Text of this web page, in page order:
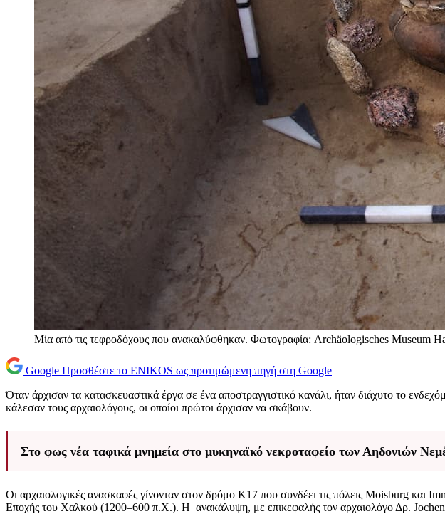
Μία από τις τεφροδόχους που ανακαλύφθηκαν. Φωτογραφία: Archäologisches Museum
Google Προσθέστε το ENIKOS ως προτιμώμενη πηγή στη Google
Όταν άρχισαν τα κατασκευαστικά έργα σε ένα αποστραγγιστικό κανάλι, ήταν διάχυτο το
κάλεσαν τους αρχαιολόγους, οι οποίοι πρώτοι άρχισαν να σκάβουν.
Στο φως νέα ταφικά μνημεία στο μυκηναϊκό νεκροταφείο των Αηδονιών
Οι αρχαιολογικές ανασκαφές γίνονταν στον δρόμο Κ17 που συνδέει τις πόλεις Moisburg και
Εποχής του Χαλκού (1200–600 π.Χ.). Η ανακάλυψη, με επικεφαλής τον αρχαιολόγο Δρ.